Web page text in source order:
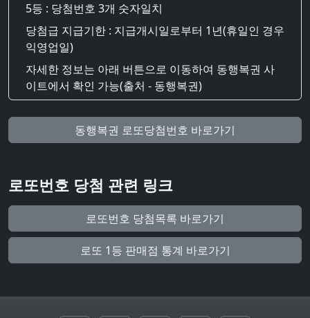
5등 : 당첨번호 3개 숫자일치
당첨급 지급기한 : 지급개시일로부터 1년(휴일인 경우
익영업일)
자세한 정보는 아래 버튼으로 이동하여 동행복권 사
이트에서 확인 가능(출처 - 동행복권)
동행복권 로또당첨번호 바로가기
로또번호 당첨 관련 링크
로또번호 당첨목록 바로가기
로또 1등 판매점 통계 바로가기